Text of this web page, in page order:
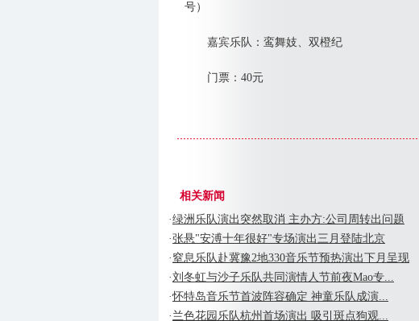
号）
嘉宾乐队：鸾舞妓、双橙纪
门票：40元
相关新闻
·绿洲乐队演出突然取消 主办方:公司周转出问题
·张悬"安溥十年很好"专场演出三月登陆北京
· 窒息乐队赴冀豫2地330音乐节预热演出下月呈现
·刘冬虹与沙子乐队共同演情人节前夜Mao专...
·怀特岛音乐节首波阵容确定 神童乐队成演...
· 兰色花园乐队杭州首场演出 吸引斑点狗观...